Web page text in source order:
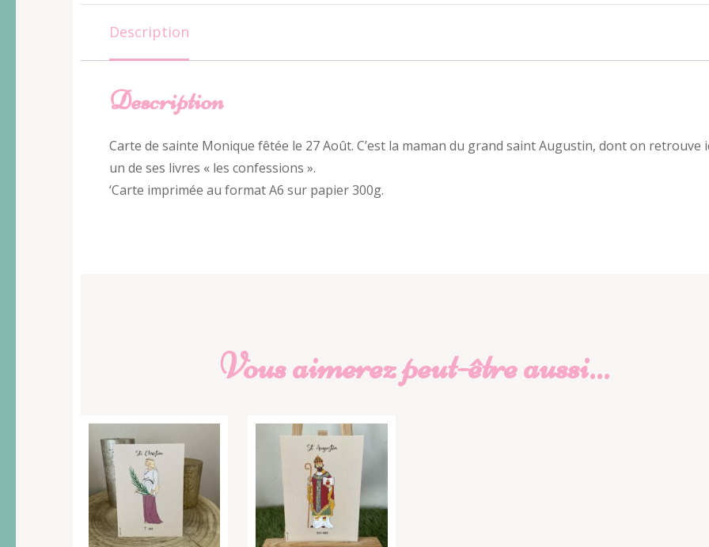
Description
Description
Carte de sainte Monique fêtée le 27 Août. C’est la maman du grand saint Augustin, dont on retrouve
un de ses livres « les confessions ».
‘Carte imprimée au format A6 sur papier 300g.
Vous aimerez peut-être aussi…